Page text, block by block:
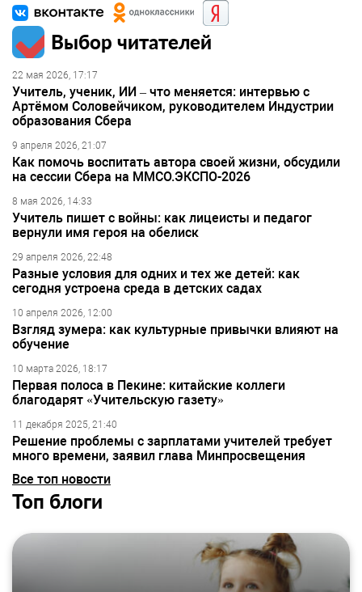
Выбор читателей
22 мая 2026, 17:17
Учитель, ученик, ИИ – что меняется: интервью с
Артёмом Соловейчиком, руководителем Индустрии
образования Сбера
9 апреля 2026, 21:07
Как помочь воспитать автора своей жизни, обсудили
на сессии Сбера на ММСО.ЭКСПО-2026
8 мая 2026, 14:33
Учитель пишет с войны: как лицеисты и педагог
вернули имя героя на обелиск
29 апреля 2026, 22:48
Разные условия для одних и тех же детей: как
сегодня устроена среда в детских садах
10 апреля 2026, 12:00
Взгляд зумера: как культурные привычки влияют на
обучение
10 марта 2026, 18:17
Первая полоса в Пекине: китайские коллеги
благодарят «Учительскую газету»
11 декабря 2025, 21:40
Решение проблемы с зарплатами учителей требует
много времени, заявил глава Минпросвещения
Все топ новости
Топ блоги